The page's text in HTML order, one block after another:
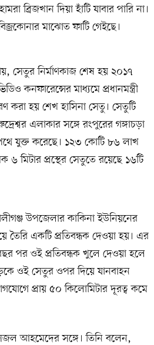
ব্রিজখান দিয়া হাঁটি যাবার পারি না।
মাঝোত ফাটি গেইছে।
সেতুর নির্মাণকাজ শেষ হয় ২০১৭
কনফারেন্সের মাধ্যমে প্রধানমন্ত্রী
করা হয় শেখ হাসিনা সেতু। সেতুটি
এলাকার সঙ্গে রংপুরের গঙ্গাচড়া
যুক্ত করেছে। ১২৩ কোটি ৮৬ লাখ
৬ মিটার প্রস্থের সেতুতে রয়েছে ১৬টি
উপজেলার কাকিনা ইউনিয়নের
তৈরি একটি প্রতিবন্ধক দেওয়া হয়। এর
পর ওই প্রতিবন্ধক খুলে দেওয়া হলে
ওই সেতুর ওপর দিয়ে যানবাহন
প্রায় ৫০ কিলোমিটার দূরত্ব কমে
সজল আহমেদের সঙ্গে। তিনি বলেন,